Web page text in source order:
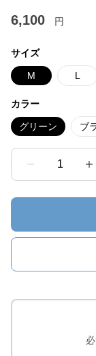
6,100 円
サイズ
M L
カラー
グリーン ブ
1